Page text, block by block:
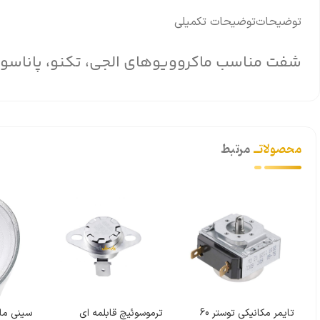
توضیحاتتوضیحات تکمیلی
شفت مناسب ماکروویوهای الجی، تکنو،
محصولاتــمرتبط
تایمر مکانیکی توستر 60
ترموسوئیچ قابلمه ای